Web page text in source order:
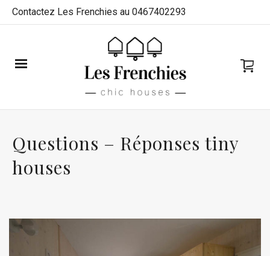
Contactez Les Frenchies au 0467402293
Questions – Réponses tiny
houses